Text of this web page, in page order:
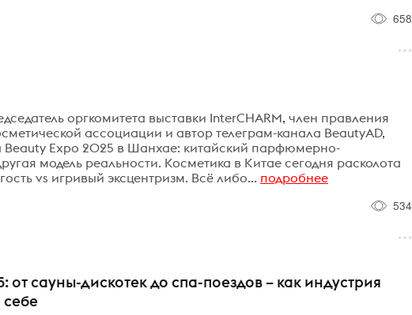
658
оргкомитета выставки InterCHARM, член правления
ассоциации и автор телеграм-канала BeautyAD,
Beauty Expo 2025 в Шанхае: китайский парфюмерно-
модель реальности. Косметика в Китае сегодня расколота
vs игривый эксцентризм. Всё либо... подробнее
534
сауны-дискотек до спа-поездов – как индустрия
себе